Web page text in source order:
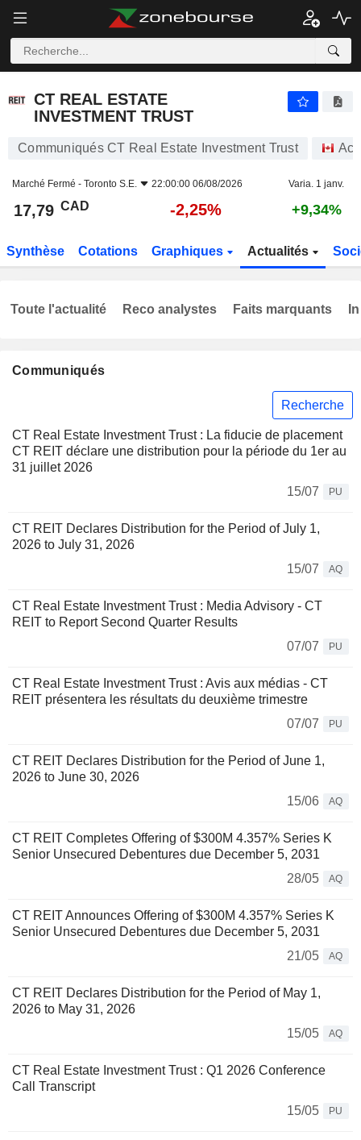
CT REAL ESTATE
INVESTMENT TRUST
Communiqués CT Real Estate Investment Trust
Marché Fermé - Toronto S.E. 22:00:00 06/08/2026 Varia. 1 janv.
17,79 CAD -2,25% +9,34%
Synthèse Cotations Graphiques Actualités
Communiqués
Recherche
CT Real Estate Investment Trust : La fiducie de placement
CT REIT déclare une distribution pour la période du 1er au
31 juillet 2026
15/07
PU
CT REIT Declares Distribution for the Period of July 1,
2026 to July 31, 2026
15/07
AQ
CT Real Estate Investment Trust : Media Advisory - CT
REIT to Report Second Quarter Results
07/07
PU
CT Real Estate Investment Trust : Avis aux médias - CT
REIT présentera les résultats du deuxième trimestre
07/07
PU
CT REIT Declares Distribution for the Period of June 1,
2026 to June 30, 2026
15/06
AQ
CT REIT Completes Offering of $300M 4.357% Series K
Senior Unsecured Debentures due December 5, 2031
28/05
AQ
CT REIT Announces Offering of $300M 4.357% Series K
Senior Unsecured Debentures due December 5, 2031
21/05
AQ
CT REIT Declares Distribution for the Period of May 1,
2026 to May 31, 2026
15/05
AQ
CT Real Estate Investment Trust : Q1 2026 Conference
Call Transcript
15/05
PU
Toute l'actualité Reco analystes Faits marquants